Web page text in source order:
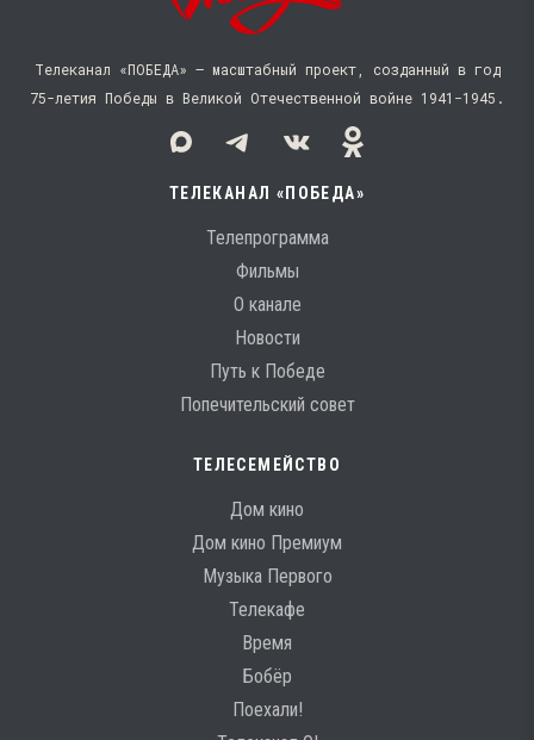
Телеканал «ПОБЕДА» — масштабный проект, созданный в год
75-летия Победы в Великой Отечественной войне 1941−1945.
ТЕЛЕКАНАЛ «ПОБЕДА»
Телепрограмма
Фильмы
О канале
Новости
Путь к Победе
Попечительский совет
ТЕЛЕСЕМЕЙСТВО
Дом кино
Дом кино Премиум
Музыка Первого
Телекафе
Время
Бобёр
Поехали!